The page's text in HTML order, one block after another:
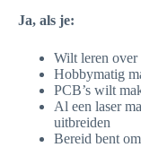
Ja, als je:
Wilt leren
Hobbymatig
PCB’s wilt
Al een laser
uitbreiden
Bereid bent